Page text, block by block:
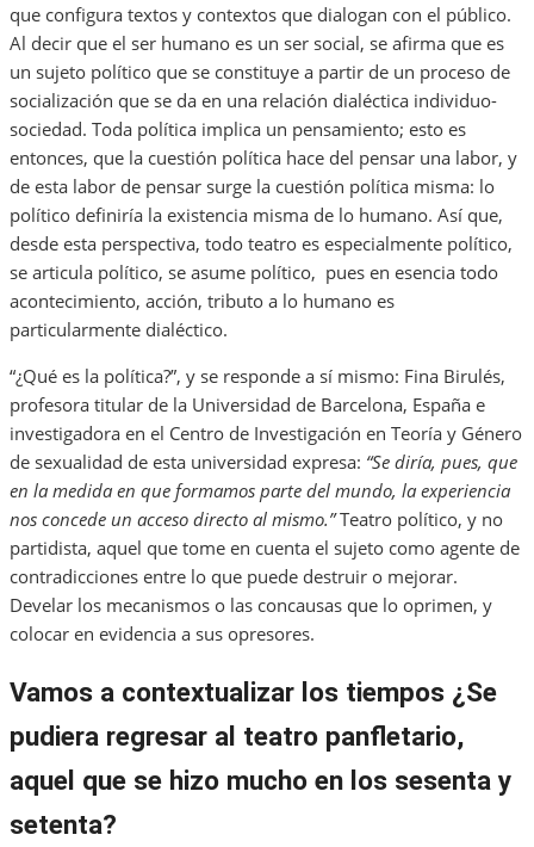
que configura textos y contextos que dialogan con el público.
Al decir que el ser humano es un ser social, se afirma que es
un sujeto político que se constituye a partir de un proceso de
socialización que se da en una relación dialéctica individuo-
sociedad. Toda política implica un pensamiento; esto es
entonces, que la cuestión política hace del pensar una labor, y
de esta labor de pensar surge la cuestión política misma: lo
político definiría la existencia misma de lo humano. Así que,
desde esta perspectiva, todo teatro es especialmente político,
se articula político, se asume político, pues en esencia todo
acontecimiento, acción, tributo a lo humano es
particularmente dialéctico.
“¿Qué es la política?”, y se responde a sí mismo: Fina Birulés,
profesora titular de la Universidad de Barcelona, España e
investigadora en el Centro de Investigación en Teoría y Género
de sexualidad de esta universidad expresa: “Se diría, pues, que
en la medida en que formamos parte del mundo, la experiencia
nos concede un acceso directo al mismo.”Teatro político, y no
partidista, aquel que tome en cuenta el sujeto como agente de
contradicciones entre lo que puede destruir o mejorar.
Develar los mecanismos o las concausas que lo oprimen, y
colocar en evidencia a sus opresores.
Vamos a contextualizar los tiempos ¿Se
pudiera regresar al teatro panfletario,
aquel que se hizo mucho en los sesenta y
setenta?